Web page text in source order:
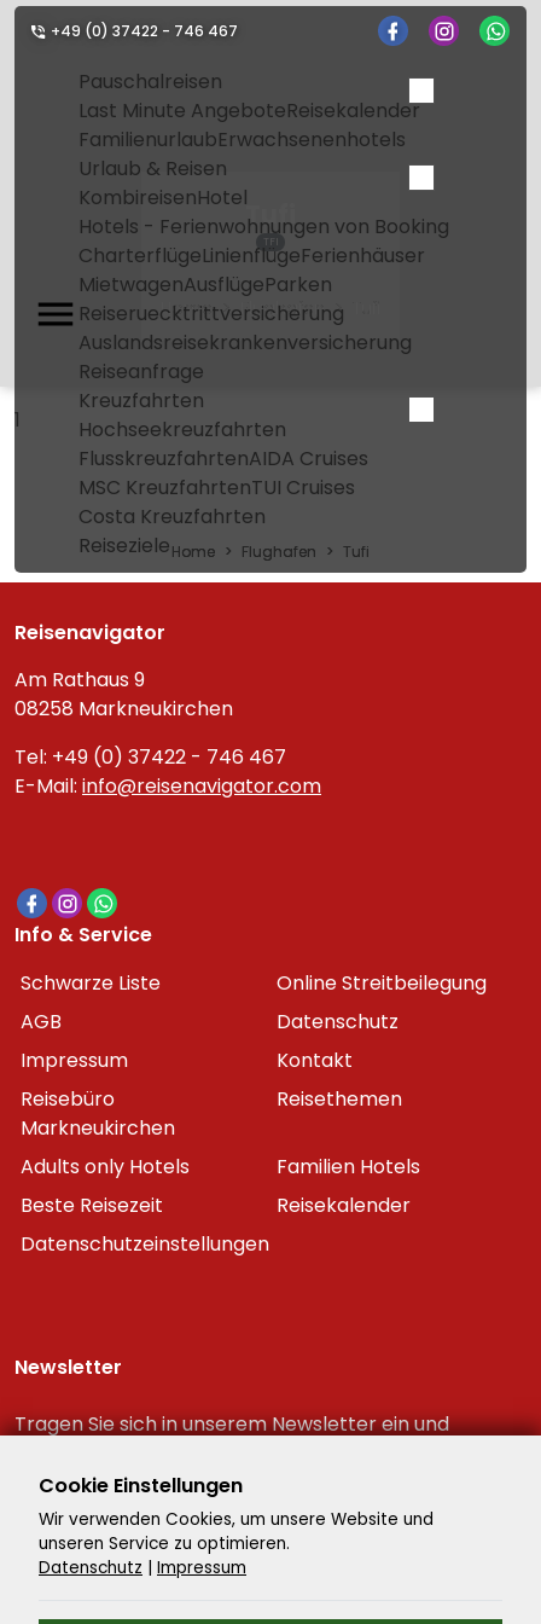
+49 (0) 37422 - 746 467
Pauschalreisen
Last Minute AngeboteReisekalender
FamilienurlaubErwachsenenhotels
Urlaub & Reisen
KombireisenHotel
Hotels - Ferienwohnungen von Booking
CharterflügeLinienflügeFerienhäuser
MietwagenAusflügeParken
Reiseruecktrittversicherung
Auslandsreisekrankenversicherung
Reiseanfrage
Kreuzfahrten
Hochseekreuzfahrten
FlusskreuzfahrtenAIDA Cruises
MSC KreuzfahrtenTUI Cruises
Costa Kreuzfahrten
Reiseziele
Tufi
TFI
Home Flughafen
1
Home Flughafen Tufi
Reisenavigator
Am Rathaus 9
08258 Markneukirchen
Tel: +49 (0) 37422 - 746 467
E-Mail: info@reisenavigator.com
Info & Service
Schwarze Liste
Online Streitbeilegung
AGB
Datenschutz
Impressum
Kontakt
Reisebüro
Markneukirchen
Reisethemen
Adults only Hotels
Familien Hotels
Beste Reisezeit
Reisekalender
Datenschutzeinstellungen
Newsletter
Tragen Sie sich in unserem Newsletter ein und
Reiseschnäppchen!
Cookie Einstellungen
Wir verwenden Cookies, um unsere Website und
unseren Service zu optimieren.
Datenschutz | Impressum